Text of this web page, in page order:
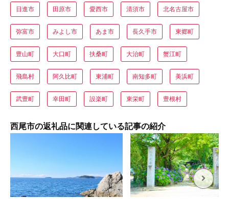
日進市 田原市 愛西市 清須市 北名古屋市
弥富市 みよし市 あま市 長久手市 東郷町
豊山町 大口町 扶桑町 大治町 蟹江町
飛島村 阿久比町 東浦町 南知多町 美浜町
武豊町 幸田町 設楽町 東栄町 豊根村
西尾市の返礼品に関連している記事の紹介